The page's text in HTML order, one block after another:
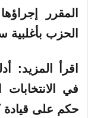
الحزب
اقرأ المزيد:
في الانتخابات
حكم على قيادة